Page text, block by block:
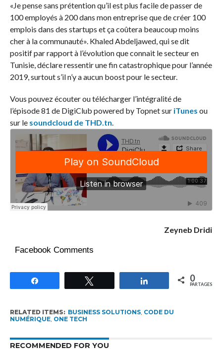
«Je pense sans prétention qu’il est plus facile de passer de
100 employés à 200 dans mon entreprise que de créer 100
emplois dans des startups et ça coûtera beaucoup moins
cher à la communauté». Khaled Abdeljawed, qui se dit
positif par rapport à l’évolution que connait le secteur en
Tunisie, déclare ressentir une fin catastrophique pour l’année
2019, surtout s’il n’y a aucun boost pour le secteur.
Vous pouvez écouter ou télécharger l’intégralité de
l’épisode 81 de DigiClub powered by Topnet sur iTunes ou
sur le soundcloud de THD.tn.
Zeyneb Dridi
Facebook Comments
Partagez 0
PARTAGES
RELATED ITEMS: BUSINESS SOLUTIONS, CODE DU
NUMÉRIQUE, ONE TECH
RECOMMENDED FOR YOU